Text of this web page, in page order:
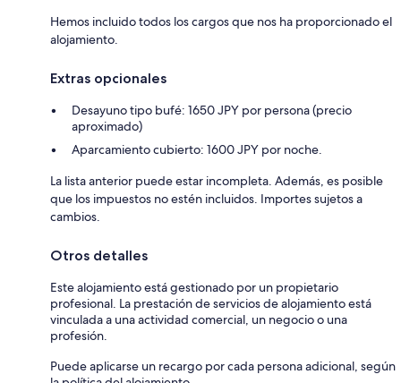
Hemos incluido todos los cargos que nos ha proporcionado el
alojamiento.
Extras opcionales
Desayuno tipo bufé: 1650 JPY por persona (precio
aproximado)
Aparcamiento cubierto: 1600 JPY por noche.
La lista anterior puede estar incompleta. Además, es posible
que los impuestos no estén incluidos. Importes sujetos a
cambios.
Otros detalles
Este alojamiento está gestionado por un propietario
profesional. La prestación de servicios de alojamiento está
vinculada a una actividad comercial, un negocio o una
profesión.
Puede aplicarse un recargo por cada persona adicional, según